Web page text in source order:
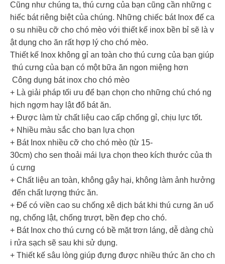
Cũng như chúng ta, thú cưng của bạn cũng cần những c
hiếc bát riêng biệt của chúng. Những chiếc bát Inox đế ca
o su nhiều cỡ cho chó mèo với thiết kế inox bền bỉ sẽ là v
ật dụng cho ăn rất hợp lý cho chó mèo.
Thiết kế Inox không gỉ an toàn cho thú cưng của bạn giúp
thú cưng của bạn có một bữa ăn ngon miệng hơn
Công dụng bát inox cho chó mèo
+ Là giải pháp tối ưu để bạn chọn cho những chú chó ng
hịch ngợm hay lật đổ bát ăn.
+ Được làm từ chất liệu cao cấp chống gỉ, chịu lực tốt.
+ Nhiều màu sắc cho bạn lựa chọn
+ Bát Inox nhiều cỡ cho chó mèo (từ 15-
30cm) cho sen thoải mái lựa chọn theo kích thước của th
ú cưng
+ Chất liệu an toàn, không gây hại, không làm ảnh hưởng
đến chất lượng thức ăn.
+ Đế có viền cao su chống xê dịch bát khi thú cưng ăn uố
ng, chống lật, chống trượt, bền đẹp cho chó.
+ Bát Inox cho thú cưng có bề mặt trơn láng, dễ dàng chù
i rửa sạch sẽ sau khi sử dụng.
+ Thiết kế sâu lòng giúp đựng được nhiều thức ăn cho ch